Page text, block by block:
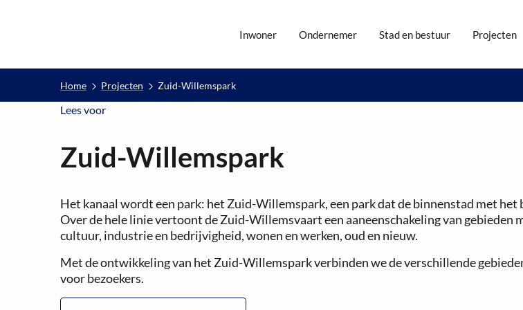
Inwoner Ondernemer Stad en bestuur Projecten
Home Projecten Zuid-Willemspark
Lees voorLees voor
Zuid-Willemspark
Het kanaal wordt een park: het Zuid-Willemspark, een park dat de binnenstad met
Over de hele linie vertoont de Zuid-Willemsvaart een aaneenschakeling van
cultuur, industrie en bedrijvigheid, wonen en werken, oud en nieuw.
Met de ontwikkeling van het Zuid-Willemspark verbinden we de verschillende
voor bezoekers.